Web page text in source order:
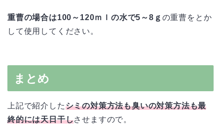
重曹の場合は100～120ｍｌの水で5～8ｇ の重曹をとか
して使用してください。
まとめ
上記で紹介したシミの対策方法も臭いの対策方法も最
終的には天日干しさせますので。